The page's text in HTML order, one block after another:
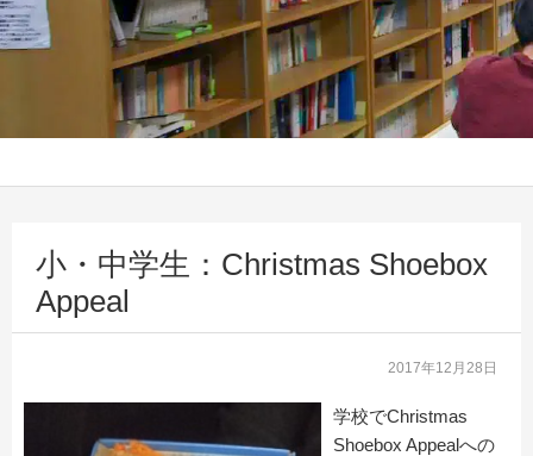
小・中学生：Christmas Shoebox
Appeal
2017年12月28日
学校でChristmas
Shoebox Appealへの